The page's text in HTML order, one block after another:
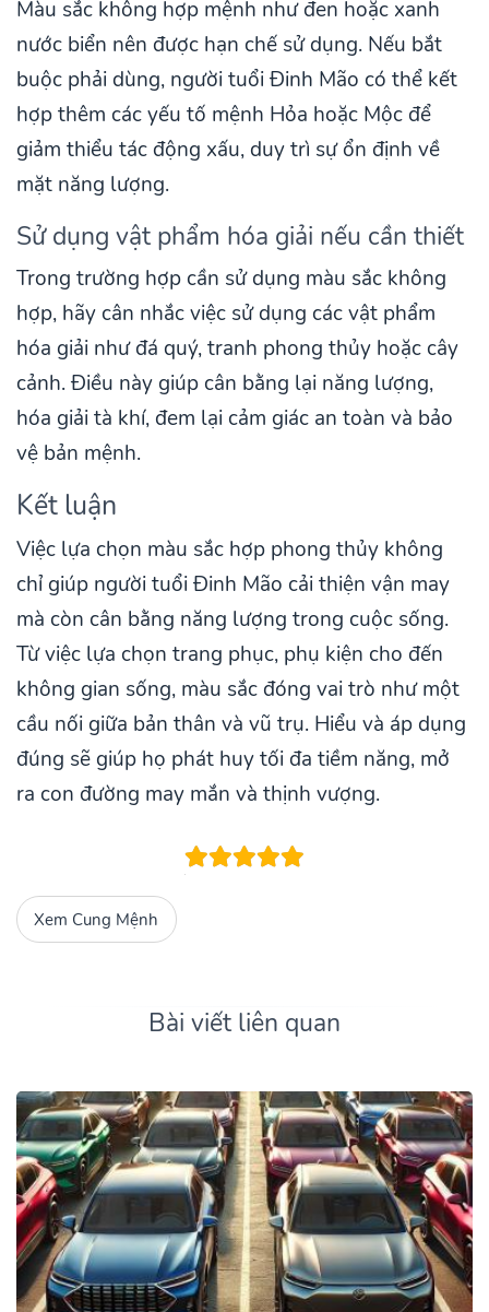
Màu sắc không hợp mệnh như đen hoặc xanh
nước biển nên được hạn chế sử dụng. Nếu bắt
buộc phải dùng, người tuổi Đinh Mão có thể kết
hợp thêm các yếu tố mệnh Hỏa hoặc Mộc để
giảm thiểu tác động xấu, duy trì sự ổn định về
mặt năng lượng.
Sử dụng vật phẩm hóa giải nếu cần thiết
Trong trường hợp cần sử dụng màu sắc không
hợp, hãy cân nhắc việc sử dụng các vật phẩm
hóa giải như đá quý, tranh phong thủy hoặc cây
cảnh. Điều này giúp cân bằng lại năng lượng,
hóa giải tà khí, đem lại cảm giác an toàn và bảo
vệ bản mệnh.
Kết luận
Việc lựa chọn màu sắc hợp phong thủy không
chỉ giúp người tuổi Đinh Mão cải thiện vận may
mà còn cân bằng năng lượng trong cuộc sống.
Từ việc lựa chọn trang phục, phụ kiện cho đến
không gian sống, màu sắc đóng vai trò như một
cầu nối giữa bản thân và vũ trụ. Hiểu và áp dụng
đúng sẽ giúp họ phát huy tối đa tiềm năng, mở
ra con đường may mắn và thịnh vượng.
Xem Cung Mệnh
Bài viết liên quan